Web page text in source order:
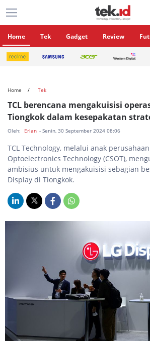
Home Tek Gadget Review
Home Tek
TCL berencana mengakuisisi
Tiongkok dalam kesepakatan
Oleh: Erlan - Senin, 30 September 2024 08:06
TCL Technology, melalui anak
Optoelectronics Technology (CSOT),
ambisius untuk mengakuisisi sebagian
Display di Tiongkok.